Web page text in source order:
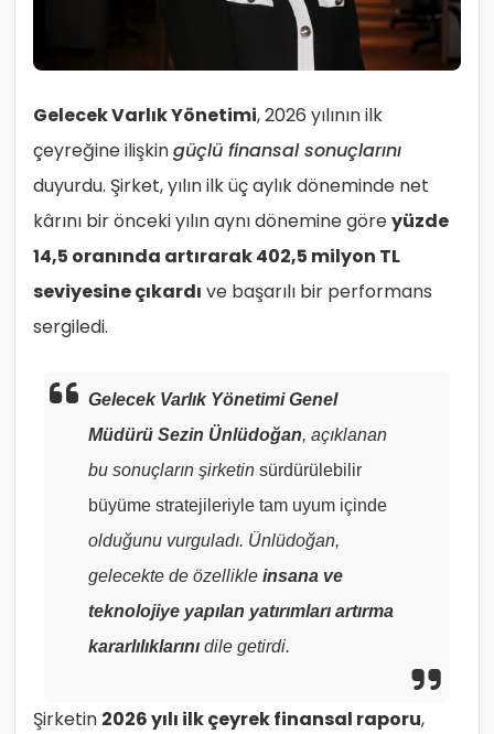
Gelecek Varlık Yönetimi, 2026 yılının ilk
çeyreğine ilişkingüçlü finansal sonuçlarını
duyurdu. Şirket, yılın ilk üç aylık döneminde net
kârını bir önceki yılın aynı dönemine göreyüzde
14,5 oranında artırarak 402,5 milyon TL
seviyesine çıkardı ve başarılı bir performans
sergiledi.
Gelecek Varlık Yönetimi Genel
Müdürü Sezin Ünlüdoğan, açıklanan
bu sonuçların şirketinsürdürülebilir
büyüme stratejileriyle tam uyum içinde
olduğunu vurguladı. Ünlüdoğan,
gelecekte de özellikleinsana ve
teknolojiye yapılan yatırımları artırma
kararlılıklarını dile getirdi.
Şirketin 2026 yılı ilk çeyrek finansal raporu,